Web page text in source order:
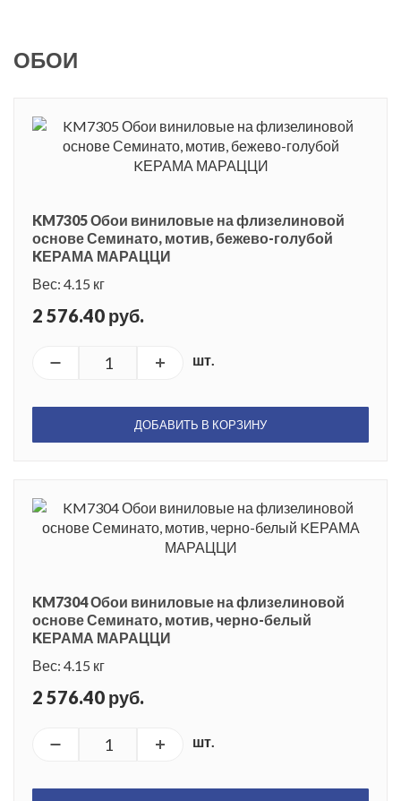
ОБОИ
KM7305 Обои виниловые на флизелиновой
основе Семинато, мотив, бежево-голубой
KЕРАМА МАРАЦЦИ
Вес: 4.15 кг
2 576.40 руб.
шт.
ДОБАВИТЬ В КОРЗИНУ
KM7304 Обои виниловые на флизелиновой
основе Семинато, мотив, черно-белый
KЕРАМА МАРАЦЦИ
Вес: 4.15 кг
2 576.40 руб.
шт.